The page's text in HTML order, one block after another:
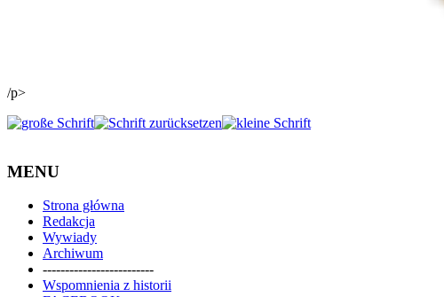
/p>
MENU
Strona główna
Redakcja
Wywiady
Archiwum
-------------------------
Wspomnienia z historii